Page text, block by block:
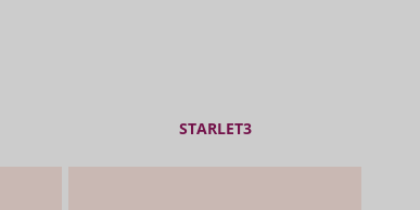
STARLET3